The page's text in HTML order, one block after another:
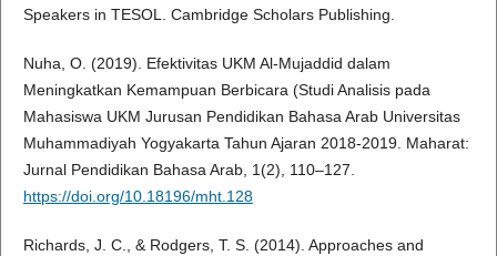
Speakers in TESOL. Cambridge Scholars Publishing.
Nuha, O. (2019). Efektivitas UKM Al-Mujaddid dalam
Meningkatkan Kemampuan Berbicara (Studi Analisis pada
Mahasiswa UKM Jurusan Pendidikan Bahasa Arab Universitas
Muhammadiyah Yogyakarta Tahun Ajaran 2018-2019. Maharat:
Jurnal Pendidikan Bahasa Arab, 1(2), 110–127.
https://doi.org/10.18196/mht.128
Richards, J. C., & Rodgers, T. S. (2014). Approaches and